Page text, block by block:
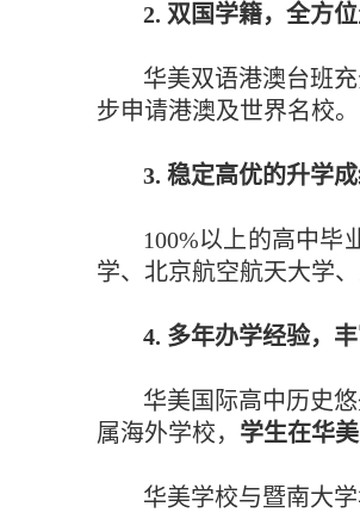
2. 双国学籍， 全方
华美双语港澳台班
步申请港澳及世界名校。
3. 稳定高优的升学
100%以上的高中毕
学、北京航空航天大学
4. 多年办学经验，
华美国际高中历史
属海外学校， 学生在华
华美学校与暨南大